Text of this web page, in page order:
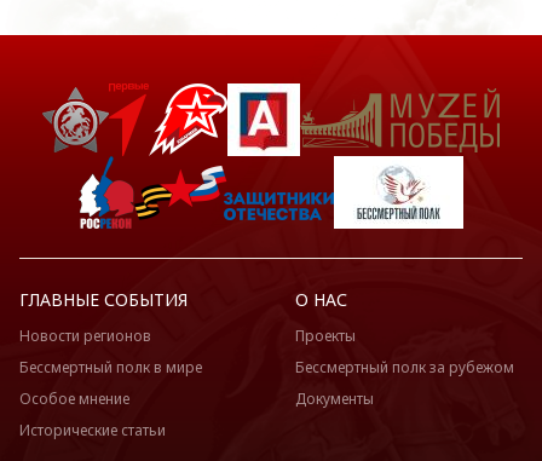
ГЛАВНЫЕ СОБЫТИЯ
Новости регионов
Бессмертный полк в мире
Особое мнение
Исторические статьи
О НАС
Проекты
Бессмертный полк за рубежом
Документы